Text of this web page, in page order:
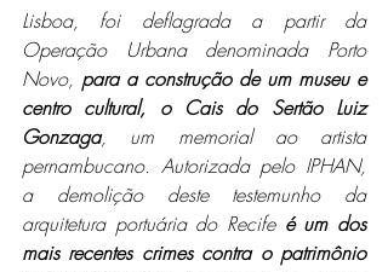
Lisboa, foi deflagrada a partir da
Operação Urbana denominada Porto
Novo, para a construção de um museu e
centro cultural, o Cais do Sertão Luiz
Gonzaga, um memorial ao artista
pernambucano. Autorizada pelo IPHAN,
a demolição deste testemunho da
arquitetura portuária do Recife é um dos
mais recentes crimes contra o patrimônio